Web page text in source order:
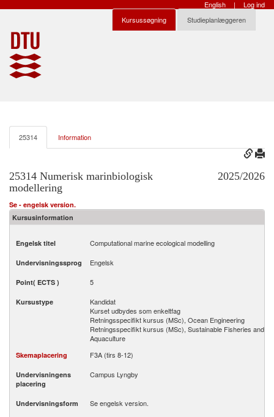
English |
Log ind
Kursussøgning
Studieplanlæggeren
25314 Information
25314 Numerisk marinbiologisk
modellering
2025/2026
Se - engelsk version.
Kursusinformation
Engelsk titel Computational marine ecological modelling
Undervisningssprog Engelsk
Point( ECTS ) 5
Kursustype
Kandidat
Kurset udbydes som enkeltfag
Retningsspecifikt kursus (MSc), Ocean Engineering
Retningsspecifikt kursus (MSc), Sustainable Fisheries and
Aquaculture
Skemaplacering F3A (tirs 8-12)
Undervisningens
placering
Campus Lyngby
Undervisningsform Se engelsk version.